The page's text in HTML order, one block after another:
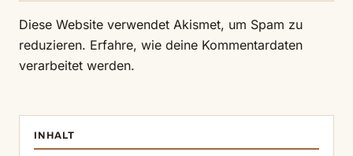
Diese Website verwendet Akismet, um Spam zu
reduzieren. Erfahre, wie deine Kommentardaten
verarbeitet werden.
INHALT